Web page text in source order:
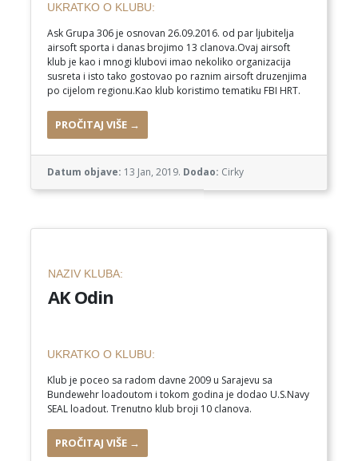
UKRATKO O KLUBU:
Ask Grupa 306 je osnovan 26.09.2016. od par ljubitelja
airsoft sporta i danas brojimo 13 clanova.Ovaj airsoft
klub je kao i mnogi klubovi imao nekoliko organizacija
susreta i isto tako gostovao po raznim airsoft druzenjima
po cijelom regionu.Kao klub koristimo tematiku FBI HRT.
PROČITAJ VIŠE →
Datum objave: 13 Jan, 2019. Dodao: Cirky
NAZIV KLUBA:
AK Odin
UKRATKO O KLUBU:
Klub je poceo sa radom davne 2009 u Sarajevu sa
Bundewehr loadoutom i tokom godina je dodao U.S.Navy
SEAL loadout. Trenutno klub broji 10 clanova.
PROČITAJ VIŠE →